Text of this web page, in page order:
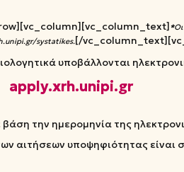
*Οι
systatikes.[/
υποβάλλονται
apply.xrh.unipi.gr
την ημερομηνία της
αιτήσεων υποψηφιότητας είναι